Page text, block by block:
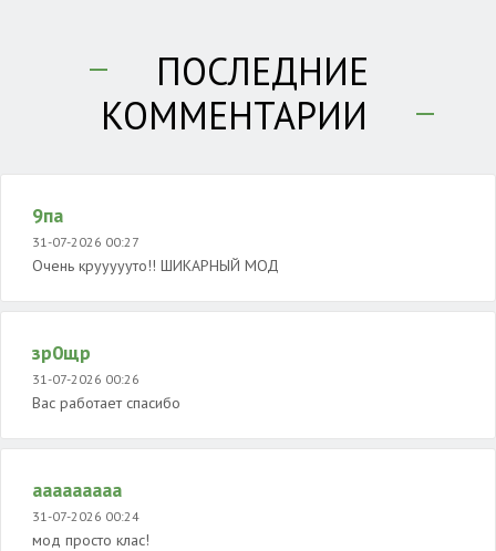
ПОСЛЕДНИЕ
КОММЕНТАРИИ
9па
31-07-2026 00:27
Очень круууууто!! ШИКАРНЫЙ МОД
зр0щр
31-07-2026 00:26
Вас работает спасибо
ааааааааа
31-07-2026 00:24
мод просто клас!